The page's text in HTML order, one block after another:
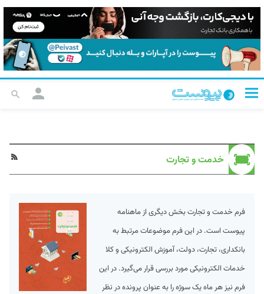
خدمت و تجارت
فرم خدمت و تجارت بخش دیگری از ماهنامه
پیوست است. در این فرم موضوعات مرتبط به
بانکداری، تجارت، دولت، آموزش الکترونیکی و کلا
خدمات الکترونیکی مورد بررسی قرار می‌گیرد. در این
فرم نیز هر ماه یک سوژه را به عنوان پرونده در نظر